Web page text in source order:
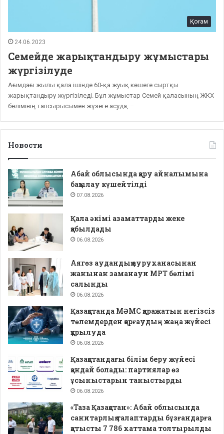
Қоғам
24.06.2023
Семейде жарықтандыру жұмыстары
жүргізілуде
Ағымдағы жылы қала ішінде 60-қа жуық көшеге сыртқы
жарықтандыру жүргізіледі. Бұл жұмыстар Семей қаласының ЖКХ
бөлімінің тапсырысымен жүзеге асуда, –…
Новости
Абай облысында қару айналымына
бақылау күшейтілді
07.08.2026
Қала әкімі азаматтарды жеке
қабылдады
06.08.2026
Аягөз аудандық ауруханасынан
жанынан заманауи МРТ бөлімі
салынды
06.08.2026
Қазақстанда МӘМС қаражатын негізсіз
төлемдерден қорғаудың жаңа жүйесі
құрылуда
06.08.2026
Қазақстандағы білім беру жүйесі
қандай болады: партиялар өз
ұсыныстарын таныстырды
06.08.2026
«Таза Қазақстан»: Абай облысында
санитарлық талаптарды бұзғандарға
қатысты 7 786 хаттама толтырылды